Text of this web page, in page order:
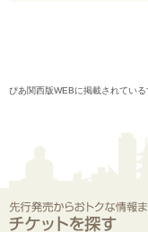
ぴあ関西版WEBに掲載されてい